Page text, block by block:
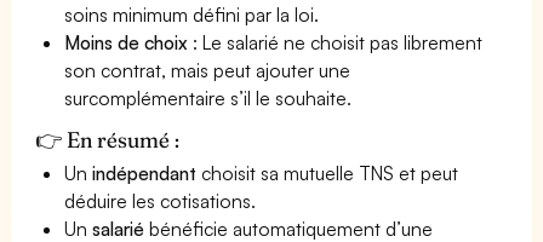
soins minimum défini par la loi.
Moins de choix : Le salarié ne choisit pas librement
son contrat, mais peut ajouter une
surcomplémentaire s’il le souhaite.
👉 En résumé :
Unindépendant choisit sa mutuelle TNS et peut
déduire les cotisations.
Unsalarié bénéficie automatiquement d’une